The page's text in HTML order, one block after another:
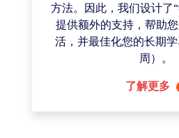
方法。因此，我们设计了
提供额外的支持，帮助
活，并最佳化您的长期
周）。
了解更多